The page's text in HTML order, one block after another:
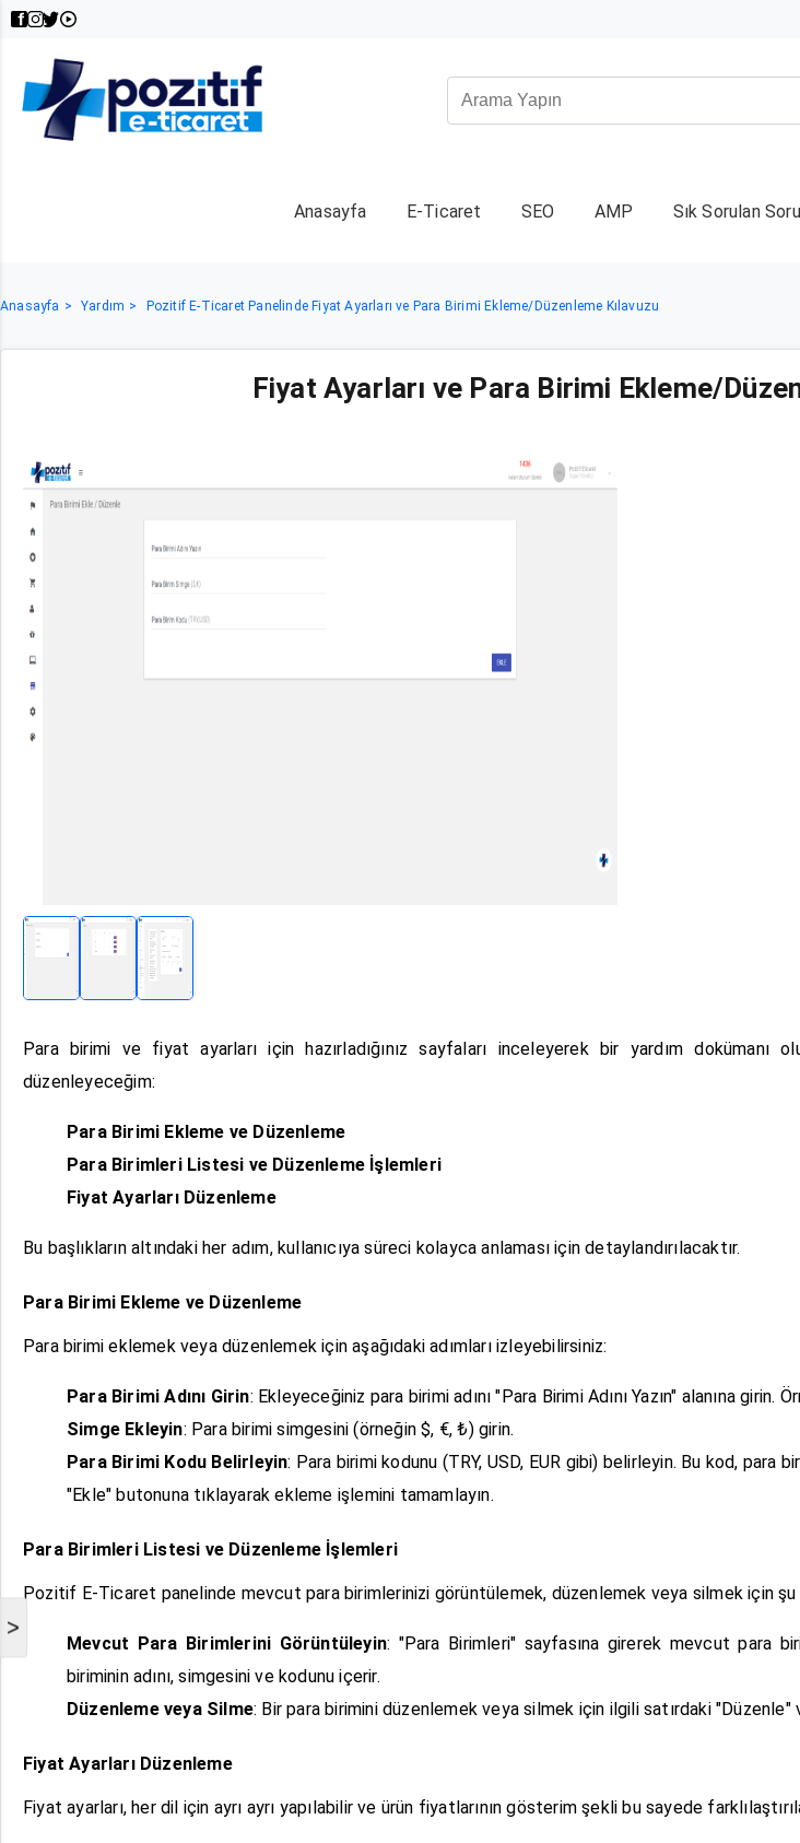
Anasayfa E-Ticaret SEO AMP Sık Sorulan
>
Anasayfa Yardım Pozitif E-Ticaret Panelinde Fiyat Ayarları ve Para Birimi Ekleme/Düzenleme Kılavuzu
Fiyat Ayarları ve Para Birimi Ekleme/
Para birimi ve fiyat ayarları için hazırladığınız sayfaları inceleyerek bir yardım dokümanı
düzenleyeceğim:
Para Birimi Ekleme ve Düzenleme
Para Birimleri Listesi ve Düzenleme İşlemleri
Fiyat Ayarları Düzenleme
Bu başlıkların altındaki her adım, kullanıcıya süreci kolayca anlaması için detaylandırılacaktır.
Para Birimi Ekleme ve Düzenleme
Para birimi eklemek veya düzenlemek için aşağıdaki adımları izleyebilirsiniz:
Para Birimi Adını Girin: Ekleyeceğiniz para birimi adını "Para Birimi Adını Yazın" alanına girin.
Simge Ekleyin: Para birimi simgesini (örneğin $, €, ₺) girin.
Para Birimi Kodu Belirleyin: Para birimi kodunu (TRY, USD, EUR gibi) belirleyin. Bu kod, para
"Ekle" butonuna tıklayarak ekleme işlemini tamamlayın.
Para Birimleri Listesi ve Düzenleme İşlemleri
Pozitif E-Ticaret panelinde mevcut para birimlerinizi görüntülemek, düzenlemek veya silmek için şu
Mevcut Para Birimlerini Görüntüleyin: "Para Birimleri" sayfasına girerek mevcut para
biriminin adını, simgesini ve kodunu içerir.
Düzenleme veya Silme: Bir para birimini düzenlemek veya silmek için ilgili satırdaki "Düzenle"
Fiyat Ayarları Düzenleme
Fiyat ayarları, her dil için ayrı ayrı yapılabilir ve ürün fiyatlarının gösterim şekli bu sayede